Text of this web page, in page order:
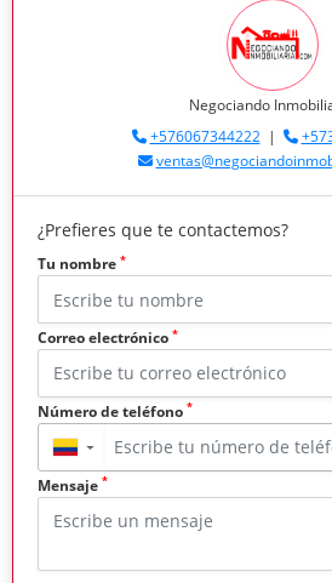
Negociando
+576067344222|
¿Prefieres que te contactemos?
Tu nombre *
Correo electrónico *
Número de teléfono *
▼
Mensaje *